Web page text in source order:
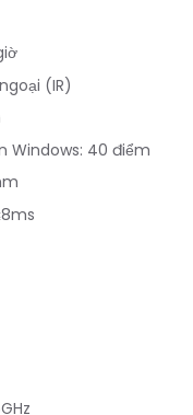
(IR)
Windows: 40 điểm